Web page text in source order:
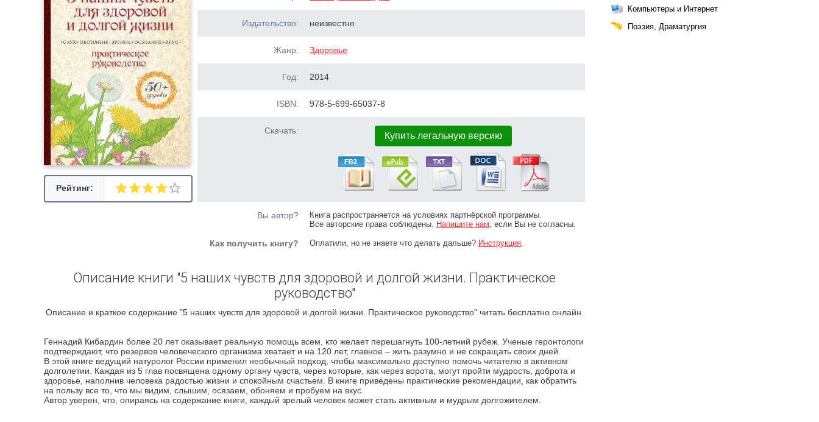
Рейтинг:
Издательство: неизвестно
Жанр: Здоровье
Год: 2014
ISBN: 978-5-699-65037-8
Скачать: Купить легальную версию
Вы автор?
Книга распространяется на условиях партнёрской программы.
Все авторские права соблюдены. Напишите нам, если Вы не согласны.
Как получить книгу? Оплатили, но не знаете что делать дальше? Инструкция.
Описание книги "5 наших чувств для здоровой и долгой жизни. Практическое
руководство"
Описание и краткое содержание "5 наших чувств для здоровой и долгой жизни. Практическое руководство" читать бесплатно онлайн.
Геннадий Кибардин более 20 лет оказывает реальную помощь всем, кто желает перешагнуть 100-летний рубеж. Ученые геронтологи
подтверждают, что резервов человеческого организма хватает и на 120 лет, главное – жить разумно и не сокращать своих дней.
В этой книге ведущий натуролог России применил необычный подход, чтобы максимально доступно помочь читателю в активном
долголетии. Каждая из 5 глав посвящена одному органу чувств, через которые, как через ворота, могут пройти мудрость, доброта и
здоровье, наполнив человека радостью жизни и спокойным счастьем. В книге приведены практические рекомендации, как обратить
на пользу все то, что мы видим, слышим, осязаем, обоняем и пробуем на вкус.
Автор уверен, что, опираясь на содержание книги, каждый зрелый человек может стать активным и мудрым долгожителем.
Компьютеры и Интернет
Поэзия, Драматургия